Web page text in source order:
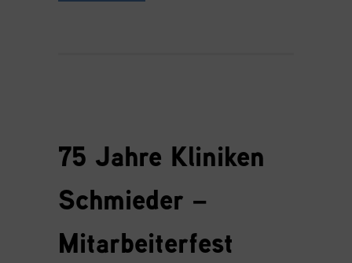
75 Jahre Kliniken
Schmieder –
Mitarbeiterfest